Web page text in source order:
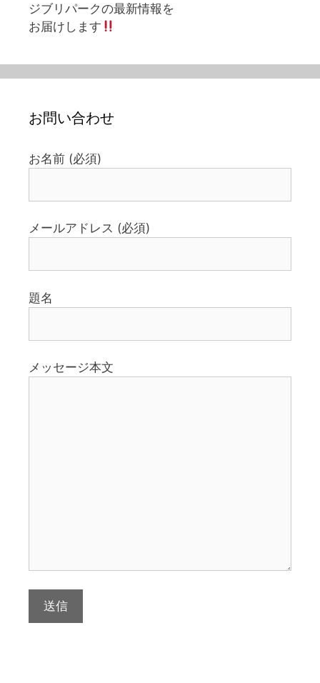
ジブリパークの最新情報を
お届けします
お問い合わせ
お名前 (必須)
メールアドレス (必須)
題名
メッセージ本文